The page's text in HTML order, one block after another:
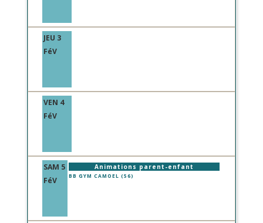
JEU 3
FéV
VEN 4
FéV
SAM 5
FéV
Animations parent-enfant
BB GYM CAMOEL (56)